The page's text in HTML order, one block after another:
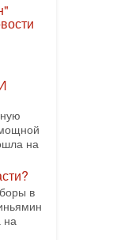
не
на
в
на